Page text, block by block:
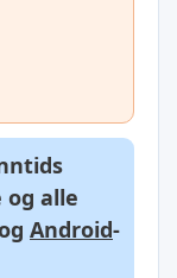
alle
Android-